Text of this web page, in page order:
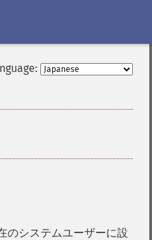
のシステムユーザーに設